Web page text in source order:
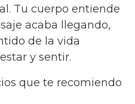
Tu cuerpo entiende
acaba llegando,
de la vida
y sentir.
que te recomiendo